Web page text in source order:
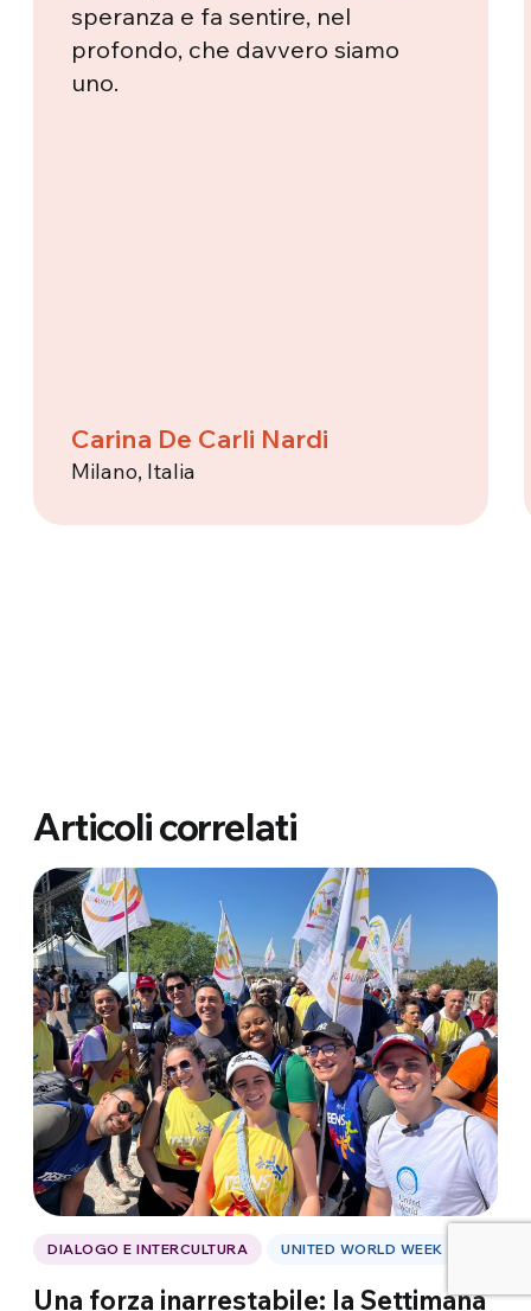
speranza e fa sentire, nel
profondo, che davvero siamo
uno.
Carina De Carli Nardi
Milano, Italia
Articoli correlati
DIALOGO E INTERCULTURA UNITED WORLD WEEK
Una forza inarrestabile: la Settimana